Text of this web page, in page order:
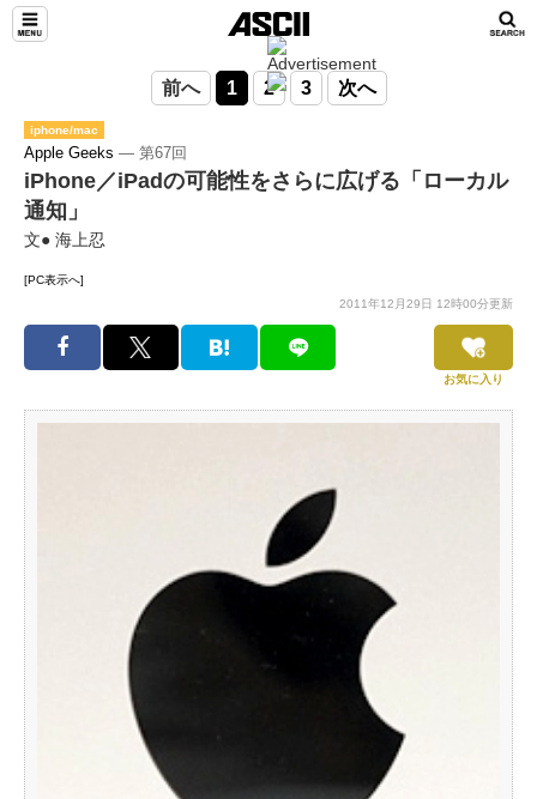
前へ 1 2 3 次へ
iphone/mac
Apple Geeks ― 第67回
iPhone／iPadの可能性をさらに広げる「ローカル
通知」
文● 海上忍
[PC表示へ]
2011年12月29日 12時00分更新
お気に入り